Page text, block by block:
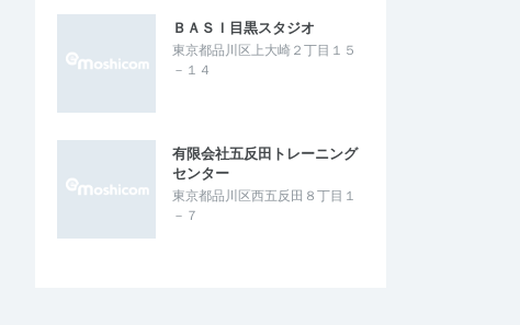
ＢＡＳＩ目黒スタジオ
東京都品川区上大崎２丁目１５
－１４
有限会社五反田トレーニング
センター
東京都品川区西五反田８丁目１
－７